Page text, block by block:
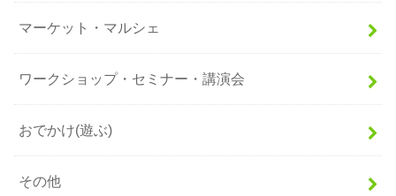
マーケット・マルシェ
ワークショップ・セミナー・講演会
おでかけ(遊ぶ)
その他